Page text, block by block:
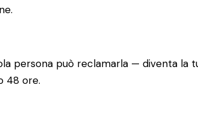
persona può reclamarla — diventa la
48 ore.